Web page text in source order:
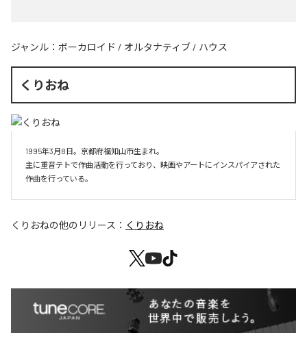
ジャンル： ボーカロイド / オルタナティブ / ハウス
くりおね
1995年3月8日。京都府福知山市生まれ。
主に重音テトで作曲活動を行っており、映画やアートにインスパイアされた
作曲を行っている。
くりおねの他のリリース： くりおね